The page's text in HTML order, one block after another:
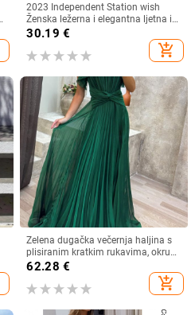
2023 Independent Station wish
Ženska ležerna i elegantna ljetna i
jesenska nova haljina s printom i
točkicama, okruglim izrezom,
kratkih rukava i strukom
30.19 €
add_shopping_cart
Zelena dugačka večernja haljina s
plisiranim kratkim rukavima, okrugli
izrez, A-linija
62.28 €
add_shopping_cart